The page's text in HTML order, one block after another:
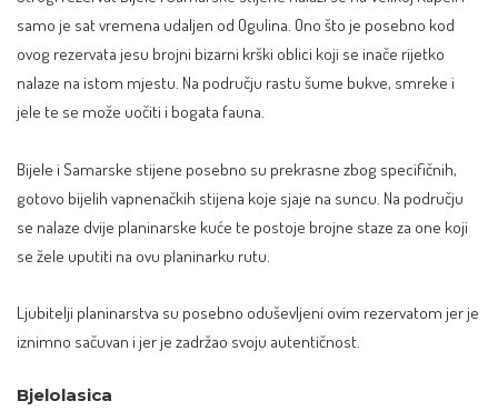
samo je sat vremena udaljen od Ogulina. Ono što je posebno kod
ovog rezervata jesu brojni bizarni krški oblici koji se inače rijetko
nalaze na istom mjestu. Na području rastu šume bukve, smreke i
jele te se može uočiti i bogata fauna.
Bijele i Samarske stijene posebno su prekrasne zbog specifičnih,
gotovo bijelih vapnenačkih stijena koje sjaje na suncu. Na području
se nalaze dvije planinarske kuće te postoje brojne staze za one koji
se žele uputiti na ovu planinarku rutu.
Ljubitelji planinarstva su posebno oduševljeni ovim rezervatom jer je
iznimno sačuvan i jer je zadržao svoju autentičnost.
Bjelolasica